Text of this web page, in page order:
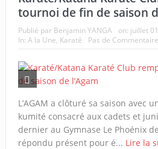
tournoi de fin de saison
Publié par Benjamin YANGA on: juillet
In: A la Une, Karaté Pas de
L’AGAM a clôturé sa saison avec
kumité consacré aux cadets et
dernier au Gymnase Le Phoénix
répondu présent pour é... Lire la